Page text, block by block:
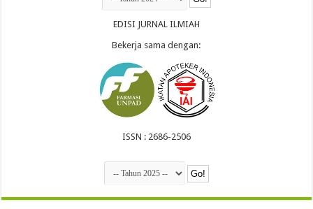
EDISI JURNAL ILMIAH
Bekerja sama dengan:
ISSN : 2686-2506